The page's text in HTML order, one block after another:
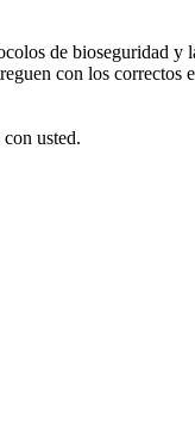
de bioseguridad
con los correctos
usted.